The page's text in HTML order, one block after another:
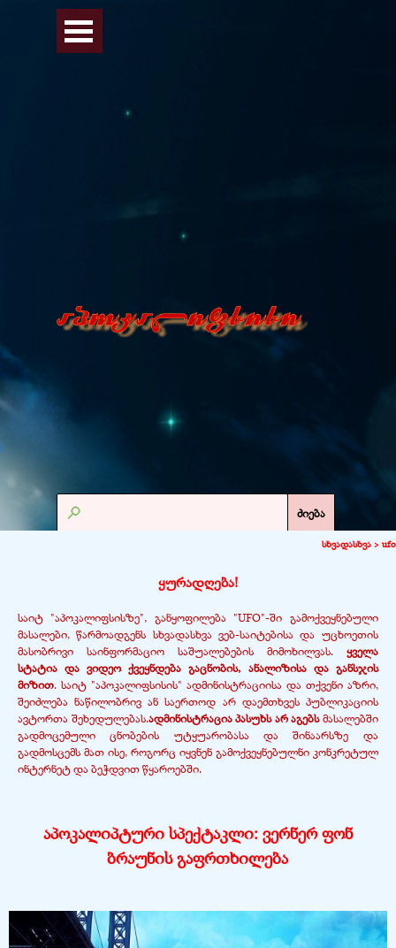
Перейти к контенту
Пропустить меню
ძიება
სხვადასხვა > ufo
ყურადღება!
საიტ "აპოკალიფსისზე", განყოფილება "UFO"-ში გამოქვეყნებული
მასალები, წარმოადგენს სხვადასხვა ვებ-საიტებისა და უცხოეთის
მასობრივი საინფორმაციო საშუალებების მიმოხილვას.
ყველა
სტატია და ვიდეო ქვეყნდება გაცნობის, ანალიზისა და განსჯის
მიზით. საიტ "აპოკალიფსისის" ადმინისტრაციისა და თქვენი აზრი,
შეიძლება ნაწილობრივ ან საერთოდ არ დაემთხვეს პუბლიკაციის
ავტორთა შეხედულებას.ადმინისტრაცია პასუხს არ აგებს მასალებში
გადმოცემული ცნობების უტყუარობასა და შინაარსზე და
გადმოსცემს მათ ისე, როგორც იყვნენ გამოქვეყნებულნი კონკრეტულ
ინტერნეტ და ბეჭდვით წყაროებში.
აპოკალიპტური სპექტაკლი: ვერნერ ფონ
ბრაუნის გაფრთხილება